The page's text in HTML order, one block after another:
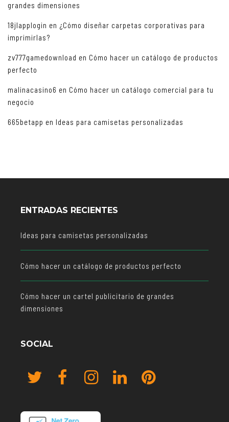
grandes dimensiones
18jlapplogin en ¿Cómo diseñar carpetas corporativas para
imprimirlas?
zv777gamedownload en Cómo hacer un catálogo de productos
perfecto
malinacasino6 en Cómo hacer un catálogo comercial para tu
negocio
665betapp en Ideas para camisetas personalizadas
ENTRADAS RECIENTES
Ideas para camisetas personalizadas
Cómo hacer un catálogo de productos perfecto
Cómo hacer un cartel publicitario de grandes
dimensiones
SOCIAL